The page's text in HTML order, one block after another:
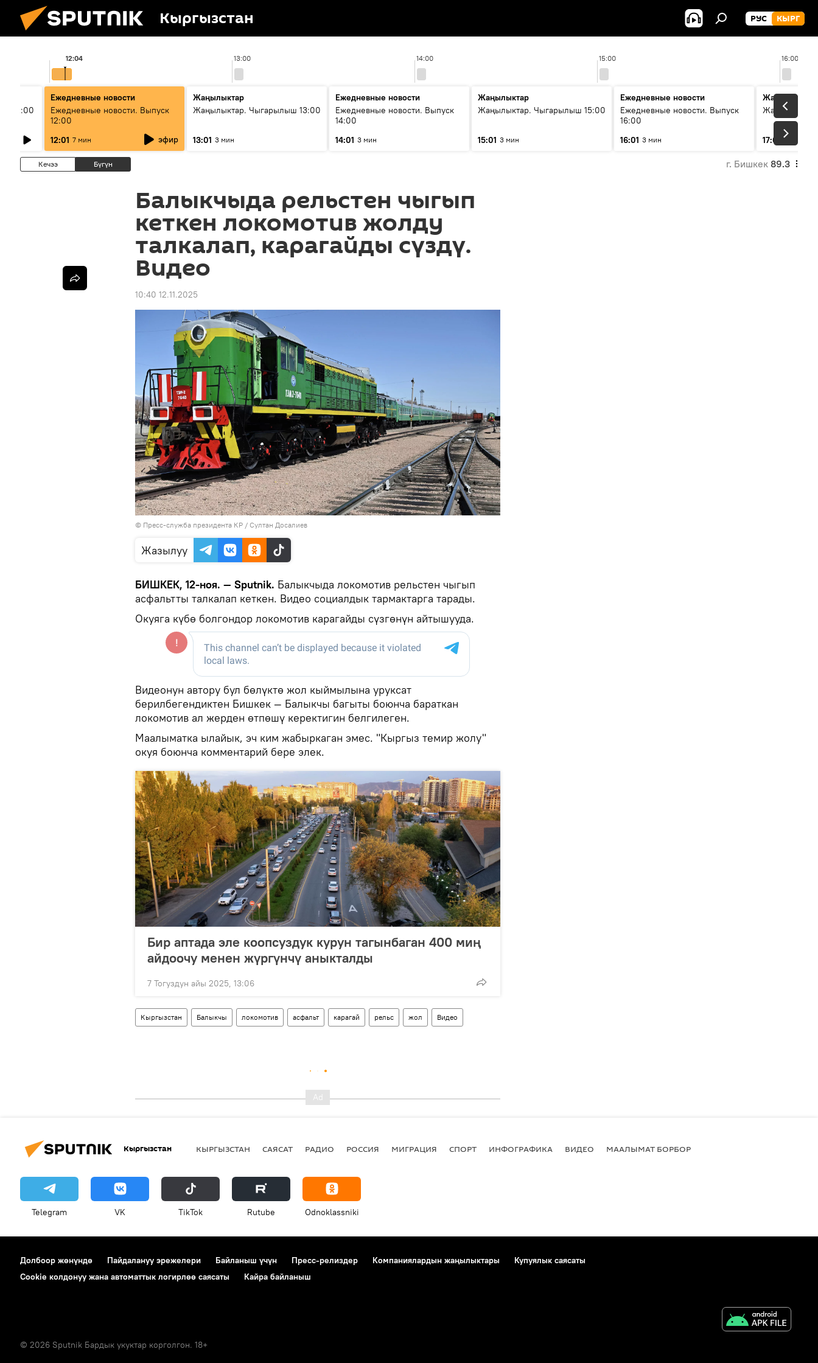
Кыргызстан РУС КЫРГ
13:00 14:00 15:00 16:00
12:04
11:00
Ежедневные новости
Ежедневные новости. Выпуск
12:00
12:01 7 мин эфир
Жаңылыктар
Жаңылыктар. Чыгарылыш 13:00
13:01 3 мин
Ежедневные новости
Ежедневные новости. Выпуск
14:00
14:01 3 мин
Жаңылыктар
Жаңылыктар. Чыгарылыш 15:00
15:01 3 мин
Ежедневные новости
Ежедневные новости. Выпуск
16:00
16:01 3 мин
Жаңылыктар
17:01 5 мин
Кечээ Бүгүн г. Бишкек 89.3
Балыкчыда рельстен чыгып
кеткен локомотив жолду
талкалап, карагайды сүздү.
Видео
10:40 12.11.2025
© Пресс-служба президента КР / Султан Досалиев
Жазылуу
БИШКЕК, 12-ноя. — Sputnik. Балыкчыда локомотив рельстен чыгып
асфальтты талкалап кеткен. Видео социалдык тармактарга тарады.
Окуяга күбө болгондор локомотив карагайды сүзгөнүн айтышууда.
Видеонун автору бул бөлүктө жол кыймылына уруксат
берилбегендиктен Бишкек — Балыкчы багыты боюнча бараткан
локомотив ал жерден өтпөшү керектигин белгилеген.
Маалыматка ылайык, эч ким жабыркаган эмес. "Кыргыз темир жолу"
окуя боюнча комментарий бере элек.
Бир аптада эле коопсуздук курун тагынбаган 400 миң
айдоочу менен жүргүнчү аныкталды
7 Тогуздун айы 2025, 13:06
Кыргызстан Балыкчы локомотив асфальт карагай рельс жол Видео
Кыргызстан КЫРГЫЗСТАН САЯСАТ РАДИО РОССИЯ МИГРАЦИЯ СПОРТ ИНФОГРАФИКА ВИДЕО МААЛЫМАТ БОРБОР
Telegram VK ТikТоk Rutube Odnoklassniki
Долбоор жөнүндө Пайдалануу эрежелери Байланыш үчүн Пресс-релиздер Компаниялардын жаңылыктары
Купуялык саясаты
Cookie колдонуу жана автоматтык логирлөө саясаты
Кайра байланыш
© 2026 Sputnik Бардык укуктар корголгон. 18+